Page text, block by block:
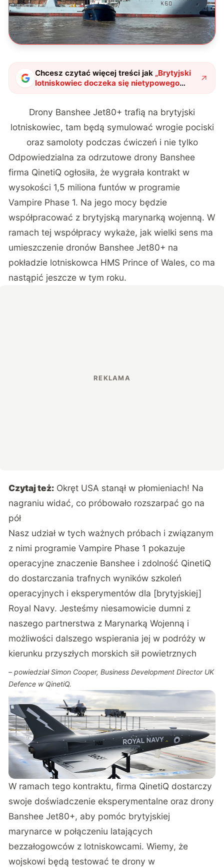
Chcesz czytać więcej treści jak „Brytyjski
lotniskowiec doczeka się nietypowego
wsparcia. Mowa o wszechstronnych
Drony Banshee Jet80+ trafią na brytyjski
lotniskowiec, tam będą symulować wrogie pociski
oraz samoloty podczas ćwiczeń i nie tylko
Odpowiedzialna za odrzutowe drony Banshee
firma QinetiQ ogłosiła, że wygrała kontrakt w
wysokości 1,5 miliona funtów w programie
Vampire Phase 1. Na jego mocy będzie
współpracować z brytyjską marynarką wojenną. W
ramach tej współpracy wykaże, jak wielki sens ma
umieszczenie dronów Banshee Jet80+ na
pokładzie lotniskowca HMS Prince of Wales, co ma
nastąpić jeszcze w tym roku.
Czytaj też: Okręt USA stanął w płomieniach! Na
nagraniu widać, co próbowało rozszarpać go na
pół
Nasz udział w tych ważnych próbach i związanym
z nimi programie Vampire Phase 1 pokazuje
operacyjne znaczenie Banshee i zdolność QinetiQ
do dostarczania trafnych wyników szkoleń
operacyjnych i eksperymentów dla [brytyjskiej]
Royal Navy. Jesteśmy niesamowicie dumni z
naszego partnerstwa z Marynarką Wojenną i
możliwości dalszego wspierania jej w podróży w
kierunku przyszłych morskich sił powietrznych
– powiedział Simon Cooper, Business Development Director UK
Defence w QinetiQ.
W ramach tego kontraktu, firma QinetiQ dostarczy
swoje doświadczenie eksperymentalne oraz drony
Banshee Jet80+, aby pomóc brytyjskiej
marynarce w połączeniu latających
bezzałogowców z lotniskowcami. Wiemy, że
wojskowi będą testować te drony w